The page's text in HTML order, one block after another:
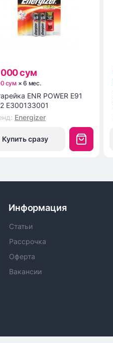
000 сум
сум ×6 мес.
ENR POWER E91
E300133001
: Energizer
Купить сразу
Информация
Статьи
Рассрочка
Оферта
Вакансии